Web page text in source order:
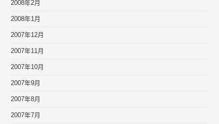
2008年2月
2008年1月
2007年12月
2007年11月
2007年10月
2007年9月
2007年8月
2007年7月